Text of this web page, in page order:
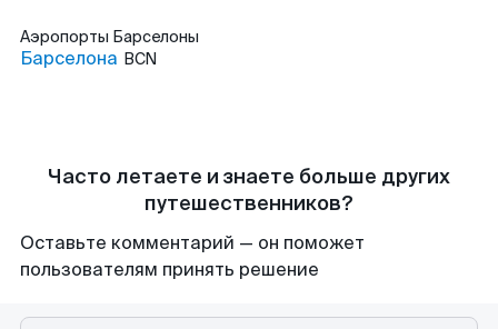
Аэропорты Барселоны
Барселона BCN
Часто летаете и знаете больше других
путешественников?
Оставьте комментарий — он поможет
пользователям принять решение